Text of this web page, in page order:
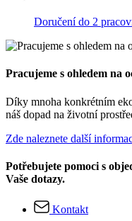
Doručení do 2
Pracujeme s ohledem na
Díky mnoha konkrétním
náš dopad na životní
Zde naleznete další
Potřebujete pomoci s
Vaše dotazy.
Kontakt